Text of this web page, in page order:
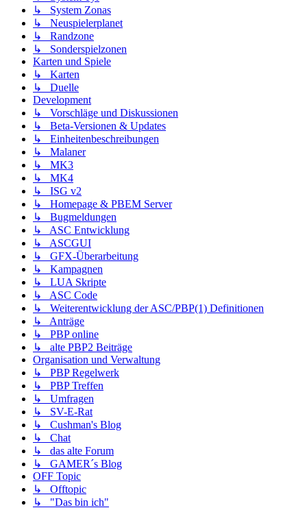
↳ System Zonas
↳ Neuspielerplanet
↳ Randzone
↳ Sonderspielzonen
Karten und Spiele
↳ Karten
↳ Duelle
Development
↳ Vorschläge und Diskussionen
↳ Beta-Versionen & Updates
↳ Einheitenbeschreibungen
↳ Malaner
↳ MK3
↳ MK4
↳ ISG v2
↳ Homepage & PBEM Server
↳ Bugmeldungen
↳ ASC Entwicklung
↳ ASCGUI
↳ GFX-Überarbeitung
↳ Kampagnen
↳ LUA Skripte
↳ ASC Code
↳ Weiterentwicklung der ASC/PBP(1) Definitionen
↳ Anträge
↳ PBP online
↳ alte PBP2 Beiträge
Organisation und Verwaltung
↳ PBP Regelwerk
↳ PBP Treffen
↳ Umfragen
↳ SV-E-Rat
↳ Cushman's Blog
↳ Chat
↳ das alte Forum
↳ GAMER´s Blog
OFF Topic
↳ Offtopic
↳ "Das bin ich"